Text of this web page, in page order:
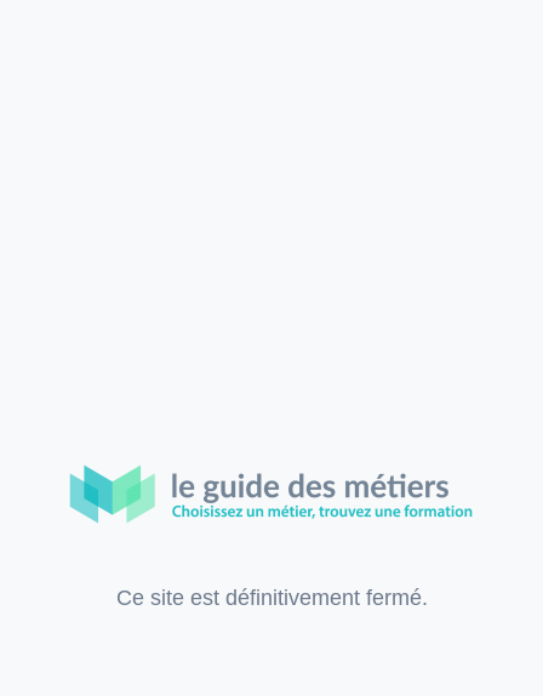
Ce site est définitivement fermé.